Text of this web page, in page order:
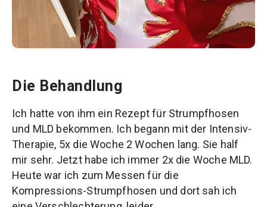
Die Behandlung
Ich hatte von ihm ein Rezept für Strumpfhosen
und MLD bekommen. Ich begann mit der Intensiv-
Therapie, 5x die Woche 2 Wochen lang. Sie half
mir sehr. Jetzt habe ich immer 2x die Woche MLD.
Heute war ich zum Messen für die
Kompressions-Strumpfhosen und dort sah ich